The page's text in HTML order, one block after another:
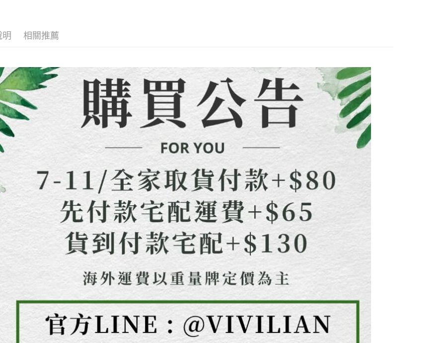
求債權轉讓予恩沛科技股份有限公司。
２．關於個人資料處理事宜，請瀏覽以下網址：
https://aftee.tw/terms/#terms3
３．未成年的使用者請事先徵得法定代理人或監護人之同意方可使用
「AFTEE先享後付」，若未經同意申辦者引起之損失，本公司不負相關責
任。
４．使用「AFTEE先享後付」時，將依據個別帳號之用戶狀況，依本公司
即時審查核予不同之上限額度；若仍有額度不足之情形，本公司將視審查
結果請求用戶進行身份認證。
５．嚴禁一人註冊多個帳號或使用他人資訊註冊。若發現惡意使用之情
動。
查看運費
明 相關推薦